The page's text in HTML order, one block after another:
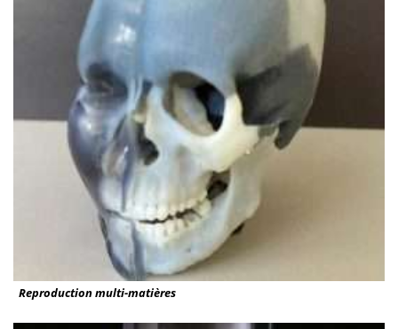
Reproduction multi-matières